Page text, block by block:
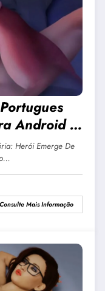
Android E
Herói Emerge De
Consulte Mais Informação